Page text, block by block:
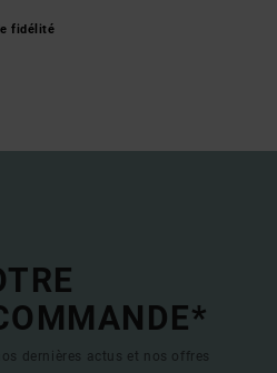
fidélité
dernières actus et nos offres